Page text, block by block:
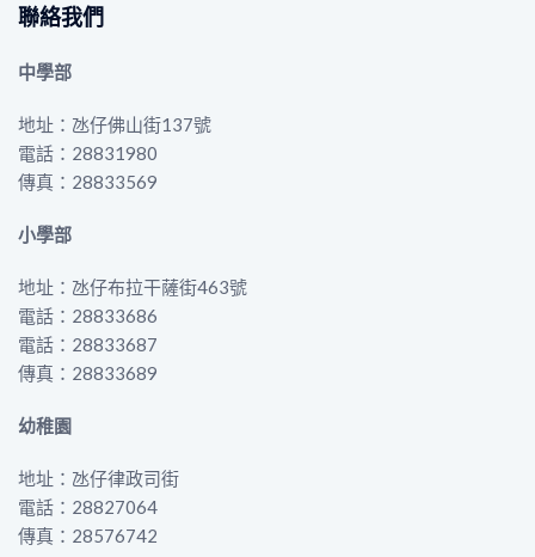
聯絡我們
中學部
地址：氹仔佛山街137號
電話：28831980
傳真：28833569
小學部
地址：氹仔布拉干薩街463號
電話：28833686
電話：28833687
傳真：28833689
幼稚園
地址：氹仔律政司街
電話：28827064
傳真：28576742